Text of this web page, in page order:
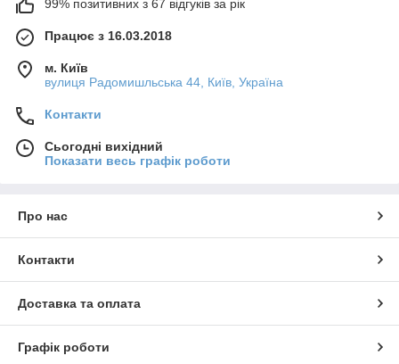
99% позитивних з 67 відгуків за рік
Працює з 16.03.2018
м. Київ
вулиця Радомишльська 44, Київ, Україна
Контакти
Сьогодні вихідний
Показати весь графік роботи
Про нас
Контакти
Доставка та оплата
Графік роботи